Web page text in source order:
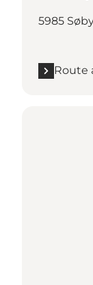
5985
Route